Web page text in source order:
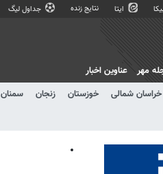
ایتا نتایج زنده جداول لیگ
خراسان شمالی خوزستان زنجان سمنان
مهر عناوین اخبار